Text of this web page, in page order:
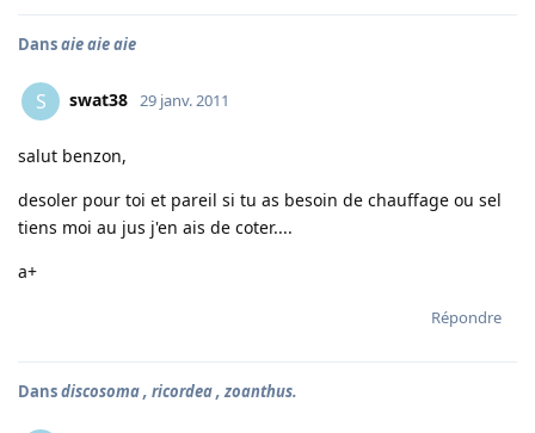
Dansaie aie aie
S swat38 29 janv. 2011
salut benzon,
desoler pour toi et pareil si tu as besoin de chauffage ou sel
tiens moi au jus j'en ais de coter....
a+
Répondre
Dansdiscosoma , ricordea , zoanthus.